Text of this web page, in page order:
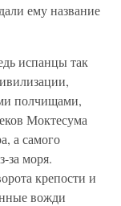
ему название
испанцы так
полчищами,
Моктесума
а самого
за моря.
крепости и
вожди